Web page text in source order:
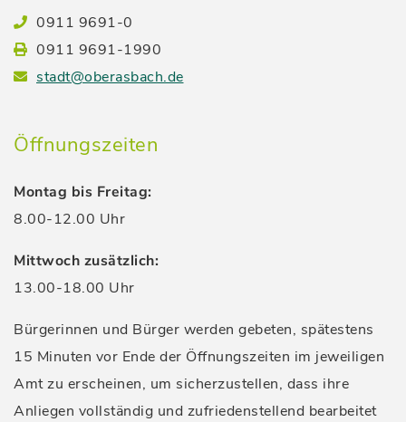
0911 9691-0
0911 9691-1990
stadt@oberasbach.de
Öffnungszeiten
Montag bis Freitag:
8.00-12.00 Uhr
Mittwoch zusätzlich:
13.00-18.00 Uhr
Bürgerinnen und Bürger werden gebeten, spätestens
15 Minuten vor Ende der Öffnungszeiten im jeweiligen
Amt zu erscheinen, um sicherzustellen, dass ihre
Anliegen vollständig und zufriedenstellend bearbeitet